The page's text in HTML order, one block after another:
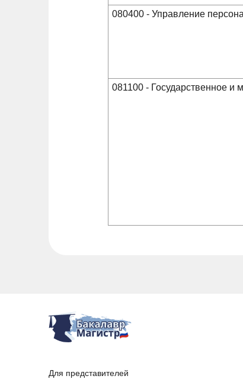
080400 - Управление
081100 - Государственное и
Для представителей